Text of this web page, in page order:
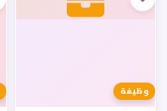
وظيفة